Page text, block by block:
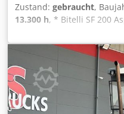
Zustand: gebraucht,
13.300 h, * Bitelli SF 200
13.000 h * MB Motor *
Dcedozm Epbspfx Antok *
Bilder und Videos per
und zwischenverkauf